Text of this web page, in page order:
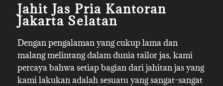
Jahit Jas Pria Kantoran
Jakarta Selatan
Dengan pengalaman yang cukup lama dan
malang melintang dalam dunia tailor jas, kami
percaya bahwa setiap bagian dari jahitan jas yang
kami lakukan adalah sesuatu yang sangat-sangat